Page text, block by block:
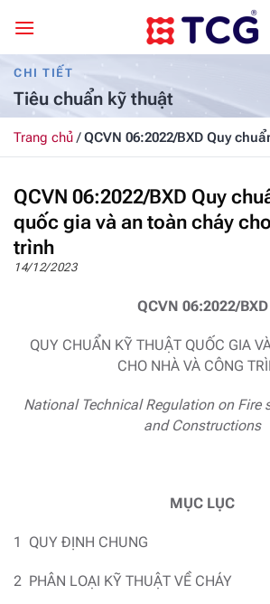
qua
nội
dungCHI TIẾT
Tiêu chuẩn kỹ thuật
Trang chủ/QCVN 06:2022/BXD Quy
và an toàn cháy cho nhà và công trình
QCVN 06:2022/BXD Quy
quốc gia và an toàn cháy
trình
14/12/2023
QCVN 06:2022/BXD
QUY CHUẨN KỸ THUẬT QUỐC GIA
CHO NHÀ VÀ CÔNG
National Technical Regulation on Fire
and Constructions
MỤC LỤC
1 QUY ĐỊNH CHUNG
2 PHÂN LOẠI KỸ THUẬT VỀ CHÁY